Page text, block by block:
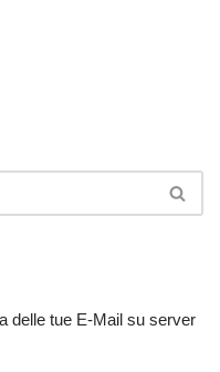
delle tue E-Mail su server